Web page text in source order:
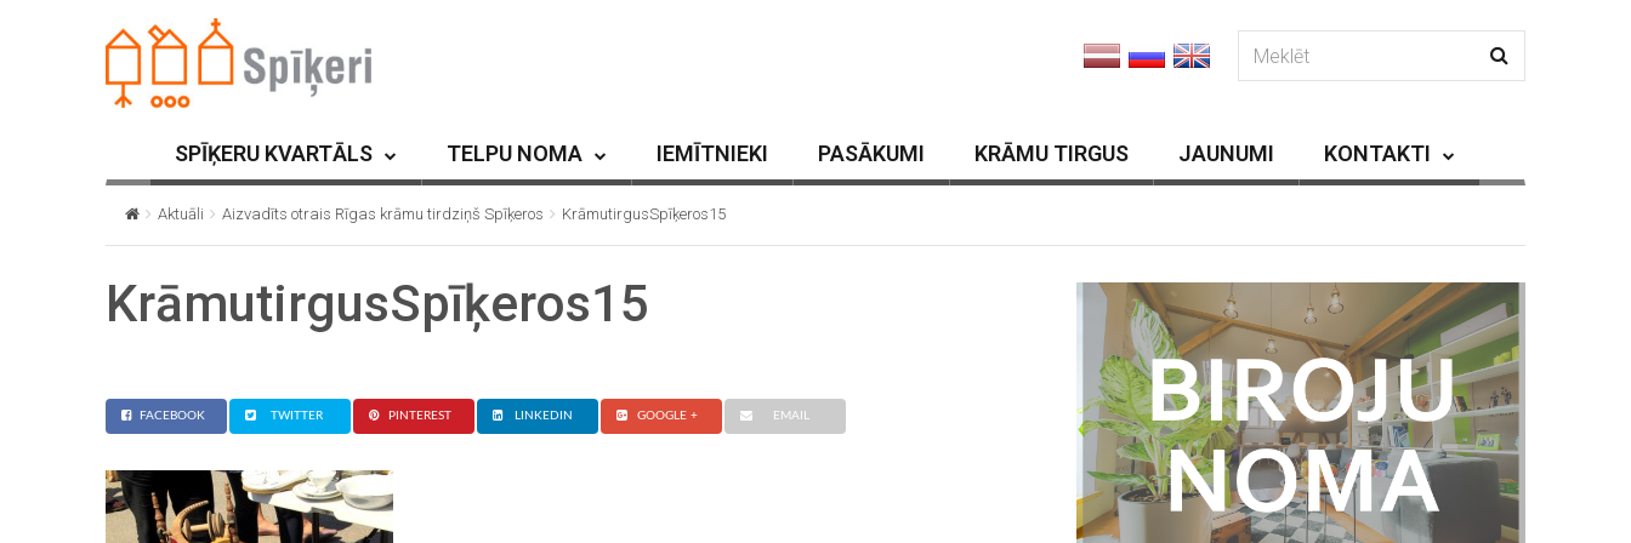
SPĪĶERU KVARTĀLS TELPU NOMA IEMĪTNIEKI PASĀKUMI KRĀMU TIRGUS JAUNUMI KONTAKTI
Aktuāli Aizvadīts otrais Rīgas krāmu tirdziņš Spīķeros KrāmutirgusSpīķeros15
KrāmutirgusSpīķeros15
FACEBOOK TWITTER PINTEREST LINKEDIN GOOGLE + EMAIL